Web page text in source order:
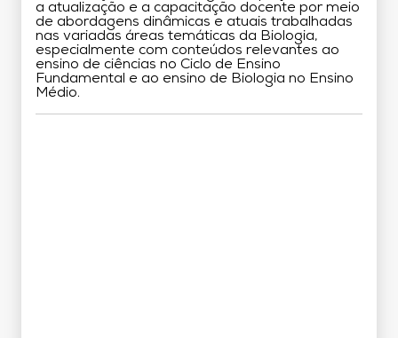
a atualização e a capacitação docente por meio
de abordagens dinâmicas e atuais trabalhadas
nas variadas áreas temáticas da Biologia,
especialmente com conteúdos relevantes ao
ensino de ciências no Ciclo de Ensino
Fundamental e ao ensino de Biologia no Ensino
Médio.